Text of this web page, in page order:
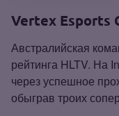
Vertex Esports
Австралийская
рейтинга HLTV. На
через успешное
обыграв троих